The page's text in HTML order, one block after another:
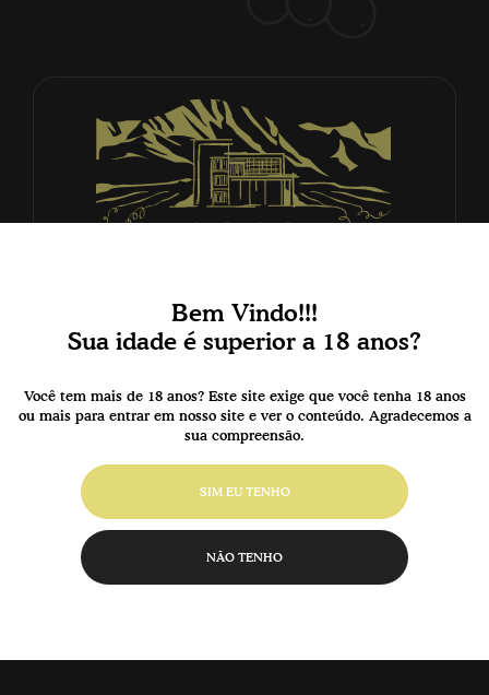
Bem Vindo!!!
Sua idade é superior a 18 anos?
Você tem mais de 18 anos? Este site exige que você tenha 18 anos
ou mais para entrar em nosso site e ver o conteúdo. Agradecemos a
sua compreensão.
SIM EU TENHO
NÃO TENHO